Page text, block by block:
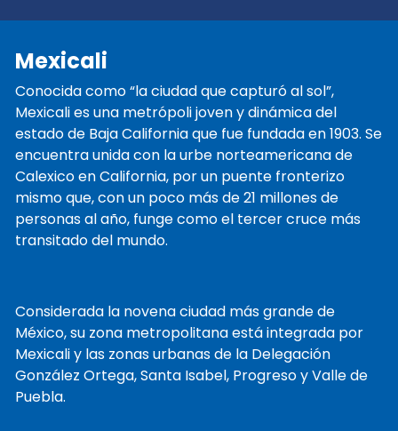
Simplemente proporcione su licencia de
normalmente se recopilan en el momento
de la entrega y estaremos listos cuando
llegue. ¡Estará en camino y de vacaciones
antes de que se de cuenta!
Mexicali
Conocida como “la ciudad que capturó al sol”,
Mexicali es una metrópoli joven y dinámica del
estado de Baja California que fue fundada en 1903. Se
encuentra unida con la urbe norteamericana de
Calexico en California, por un puente fronterizo
mismo que, con un poco más de 21 millones de
personas al año, funge como el tercer cruce más
transitado del mundo.
Considerada la novena ciudad más grande de
México, su zona metropolitana está integrada por
Mexicali y las zonas urbanas de la Delegación
González Ortega, Santa Isabel, Progreso y Valle de
Puebla.